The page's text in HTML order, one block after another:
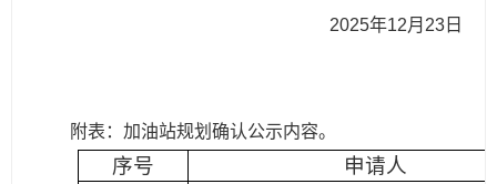
2025年12月23日
附表：加油站规划确认公示内容。
序号
申请人